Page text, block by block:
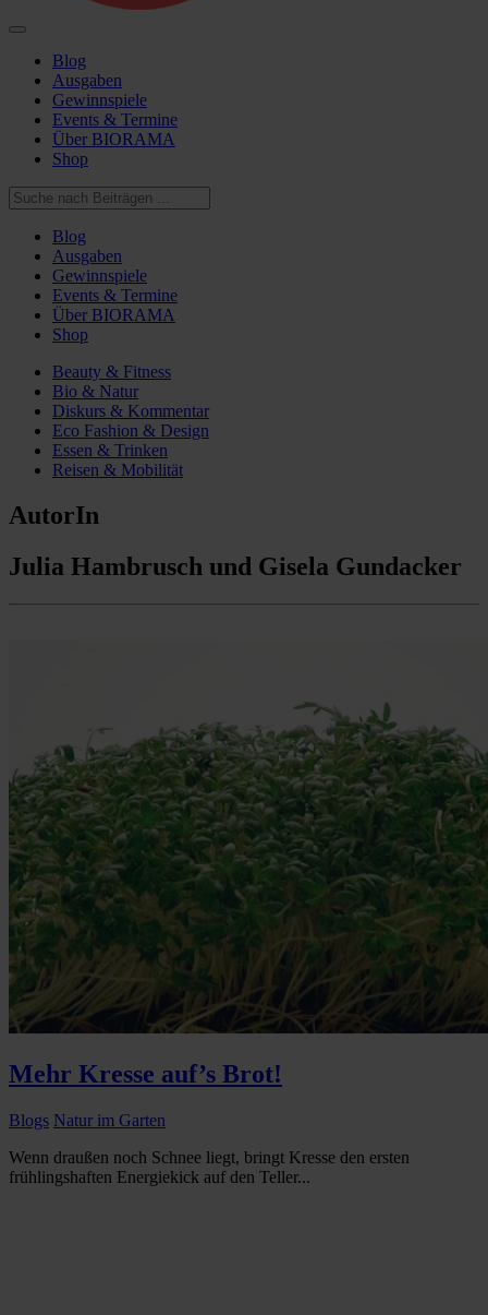
Blog
Ausgaben
Gewinnspiele
Events & Termine
Über BIORAMA
Shop
Blog
Ausgaben
Gewinnspiele
Events & Termine
Über BIORAMA
Shop
Beauty & Fitness
Bio & Natur
Diskurs & Kommentar
Eco Fashion & Design
Essen & Trinken
Reisen & Mobilität
AutorIn
Julia Hambrusch und Gisela Gundacker
Mehr Kresse auf’s Brot!
Blogs Natur im Garten
Wenn draußen noch Schnee liegt, bringt Kresse den ersten
frühlingshaften Energiekick auf den Teller...